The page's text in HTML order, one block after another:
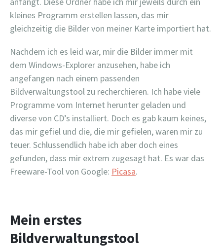
kleines Programm erstellen lassen, das mir
gleichzeitig die Bilder von meiner Karte importiert hat.
Nachdem ich es leid war, mir die Bilder immer mit
dem Windows-Explorer anzusehen, habe ich
angefangen nach einem passenden
Bildverwaltungstool zu recherchieren. Ich habe viele
Programme vom Internet herunter geladen und
diverse von CD’s installiert. Doch es gab kaum keines,
das mir gefiel und die, die mir gefielen, waren mir zu
teuer. Schlussendlich habe ich aber doch eines
gefunden, dass mir extrem zugesagt hat. Es war das
Freeware-Tool von Google: Picasa.
Mein erstes
Bildverwaltungstool